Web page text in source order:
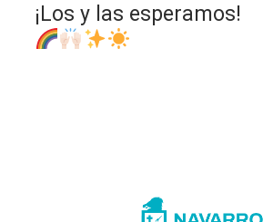
¡Los y las esperamos!